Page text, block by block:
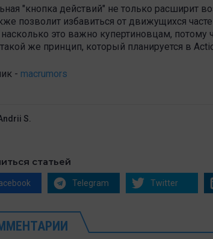
"кнопка действий" не только расширит
позволит избавиться от движущихся
это важно купертиновцам, потому
же принцип, который планируется в
- macrumors
S.
статьей
Telegram Twitter